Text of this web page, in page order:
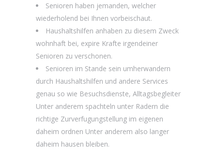
Senioren haben jemanden, welcher
wiederholend bei Ihnen vorbeischaut.
Haushaltshilfen anhaben zu diesem Zweck
wohnhaft bei, expire Krafte irgendeiner
Senioren zu verschonen.
Senioren im Stande sein umherwandern
durch Haushaltshilfen und andere Services
genau so wie Besuchsdienste, Alltagsbegleiter
Unter anderem spachteln unter Radern die
richtige Zurverfugungstellung im eigenen
daheim ordnen Unter anderem also langer
daheim hausen bleiben.